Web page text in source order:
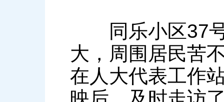
同乐小区37号
大，周围居民苦
在人大代表工作